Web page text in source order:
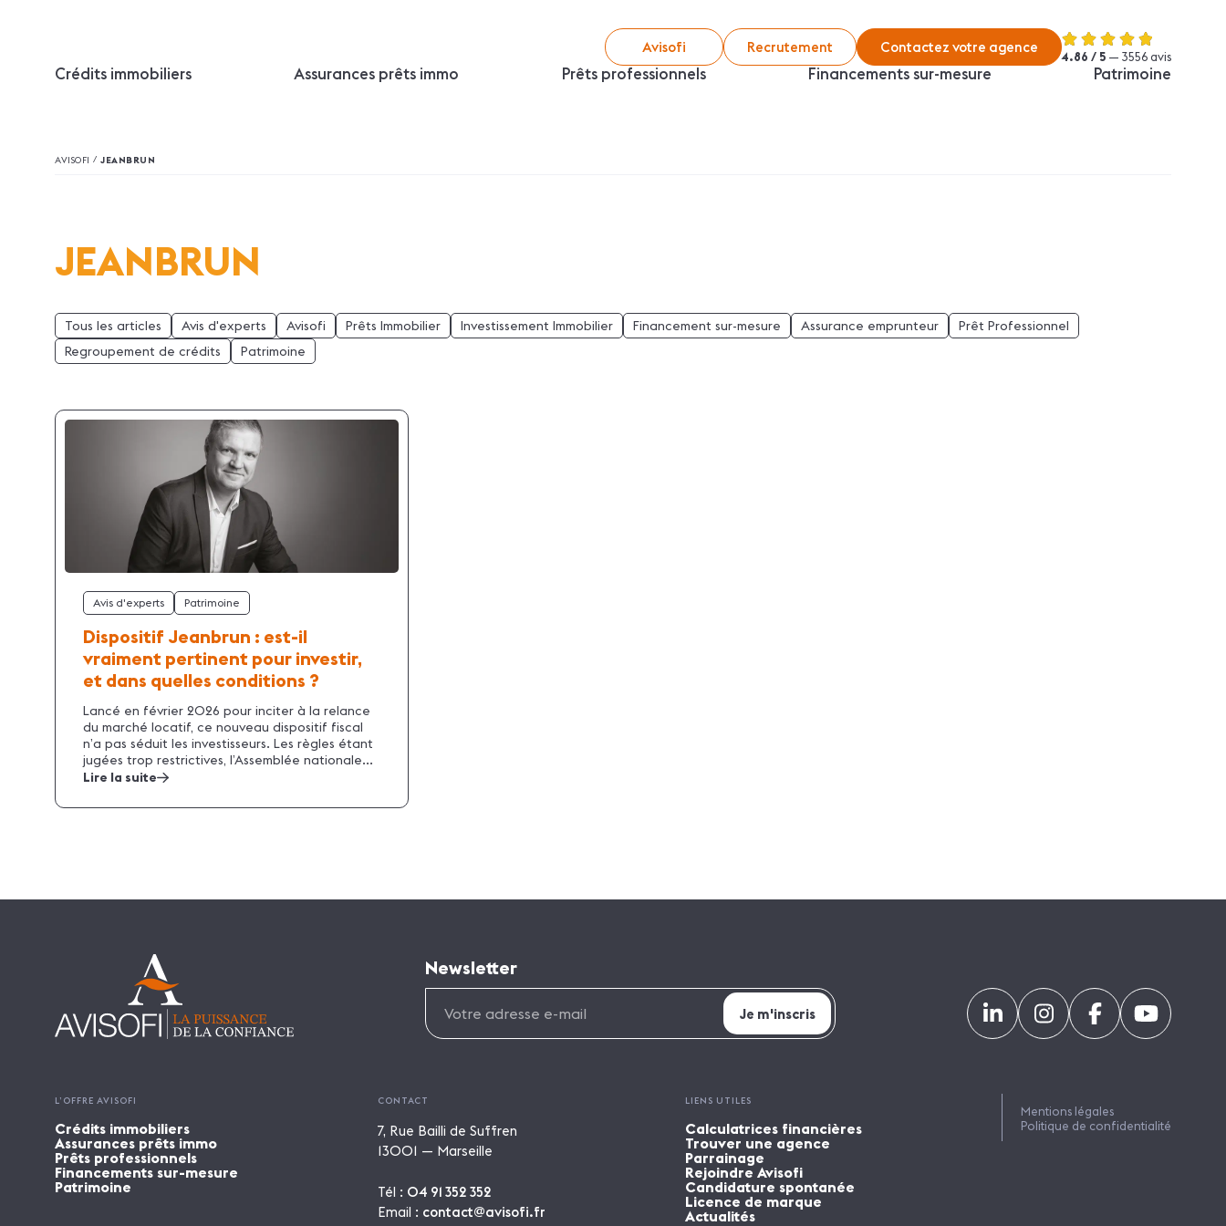
Avisofi Recrutement Contactez votre agence
4.86 / 5 — 3556 avis
Crédits immobiliers Assurances prêts immo Prêts professionnels Financements sur-mesure Patrimoine
AVISOFI / JEANBRUN
JEANBRUN
Tous les articles Avis d'experts Avisofi Prêts Immobilier Investissement Immobilier Financement sur-mesure Assurance emprunteur
Prêt Professionnel
Regroupement de crédits
Patrimoine
Avis d'experts Patrimoine
Dispositif Jeanbrun : est-il
vraiment pertinent pour investir,
et dans quelles conditions ?
Lancé en février 2026 pour inciter à la relance
du marché locatif, ce nouveau dispositif fiscal
n’a pas séduit les investisseurs. Les règles étant
jugées trop restrictives, l’Assemblée nationale...
Lire la suite
Newsletter
L’OFFRE AVISOFI
Crédits immobiliers
Assurances prêts immo
Prêts professionnels
Financements sur-mesure
Patrimoine
CONTACT
7, Rue Bailli de Suffren
13001 — Marseille
Tél : 04 91 352 352
Email : contact@avisofi.fr
LIENS UTILES
Calculatrices financières
Trouver une agence
Parrainage
Rejoindre Avisofi
Candidature spontanée
Licence de marque
Actualités
Mentions légales
Politique de confidentialité